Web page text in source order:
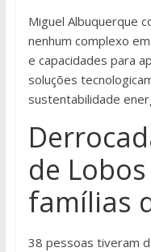
Miguel Albuquerque
nenhum complexo
e capacidades para
soluções
sustentabilidade
de
famílias
38 pessoas tiveram